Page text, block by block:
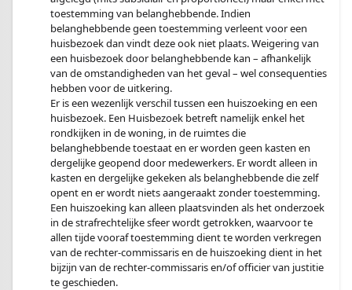
toestemming van belanghebbende. Indien
belanghebbende geen toestemming verleent voor een
huisbezoek dan vindt deze ook niet plaats. Weigering van
een huisbezoek door belanghebbende kan – afhankelijk
van de omstandigheden van het geval – wel consequenties
hebben voor de uitkering.
Er is een wezenlijk verschil tussen een huiszoeking en een
huisbezoek. Een Huisbezoek betreft namelijk enkel het
rondkijken in de woning, in de ruimtes die
belanghebbende toestaat en er worden geen kasten en
dergelijke geopend door medewerkers. Er wordt alleen in
kasten en dergelijke gekeken als belanghebbende die zelf
opent en er wordt niets aangeraakt zonder toestemming.
Een huiszoeking kan alleen plaatsvinden als het onderzoek
in de strafrechtelijke sfeer wordt getrokken, waarvoor te
allen tijde vooraf toestemming dient te worden verkregen
van de rechter-commissaris en de huiszoeking dient in het
bijzijn van de rechter-commissaris en/of officier van justitie
te geschieden.